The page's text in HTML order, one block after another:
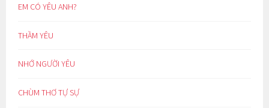
EM CÓ YÊU ANH?
THẦM YÊU
NHỚ NGƯỜI YÊU
CHÙM THƠ TỰ SỰ